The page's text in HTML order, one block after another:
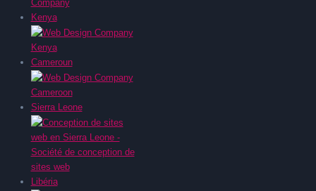
Kenya
Cameroun
Sierra Leone
Libéria